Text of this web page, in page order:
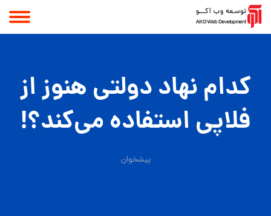
کدام نهاد دولتی هنوز از
فلاپی استفاده می‌کند؟!
پیشخوان